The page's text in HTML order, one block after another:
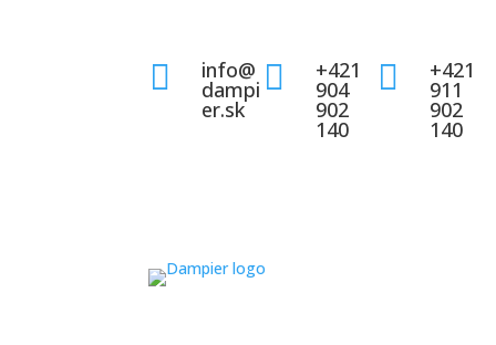
 info@
dampi
er.sk
 +421
904
902
140
 +421
911
902
140